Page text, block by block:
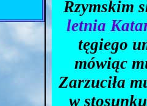
Rzymskim
letnia
tęgiego
mówiąc
Zarzuciła
w